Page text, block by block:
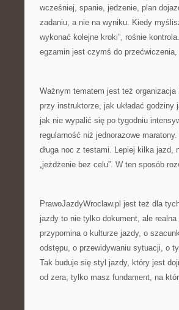
wcześniej, spanie, jedzenie, plan
zadaniu, a nie na wyniku. Kiedy
wykonać kolejne kroki”, rośnie
egzamin jest czymś do przećwiczenia,
Ważnym tematem jest też
przy instruktorze, jak układać
jak nie wypalić się po tygodniu
regularność niż jednorazowe
długa noc z testami. Lepiej kilka
„jeżdżenie bez celu”. W ten sposób
PrawoJazdyWroclaw.pl jest też dla
jazdy to nie tylko dokument, ale
przypomina o kulturze jazdy, o
odstępu, o przewidywaniu sytuacji, o
Tak buduje się styl jazdy, który jest
od zera, tylko masz fundament, na